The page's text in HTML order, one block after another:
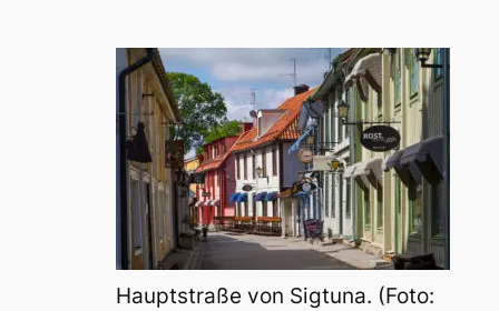
Hauptstraße von Sigtuna. (Foto: